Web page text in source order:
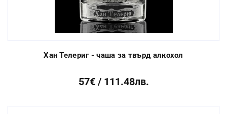
Хан Телериг - чаша за твърд алкохол
57€ / 111.48лв.